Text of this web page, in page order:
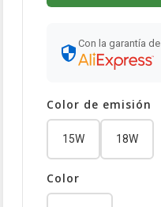
Con la garantía de
Color de emisión
15W 18W
Color